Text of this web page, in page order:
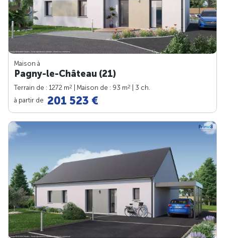
Maison à
Pagny-le-Château (21)
Terrain de : 1272 m2 | Maison de : 93 m2
| 3 ch.
à partir de 201 523 €